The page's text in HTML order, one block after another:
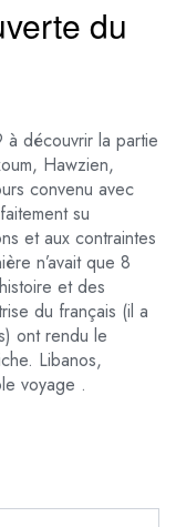
du
à découvrir la partie
Hawzien,
convenu avec
su
et aux contraintes
n’avait que 8
et des
du français (il a
ont rendu le
Libanos,
voyage .